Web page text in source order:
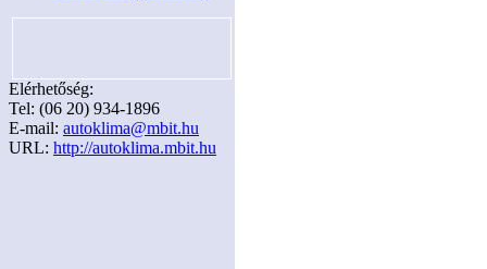
Elérhetőség:
Tel: (06 20) 934-1896
E-mail: autoklima@mbit.hu
URL: http://autoklima.mbit.hu